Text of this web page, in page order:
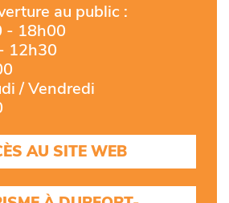
au public :
- 18h00
12h30
/ Vendredi
AU SITE WEB